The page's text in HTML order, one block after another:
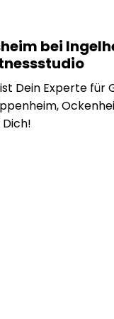
bei
ist Dein Experte für